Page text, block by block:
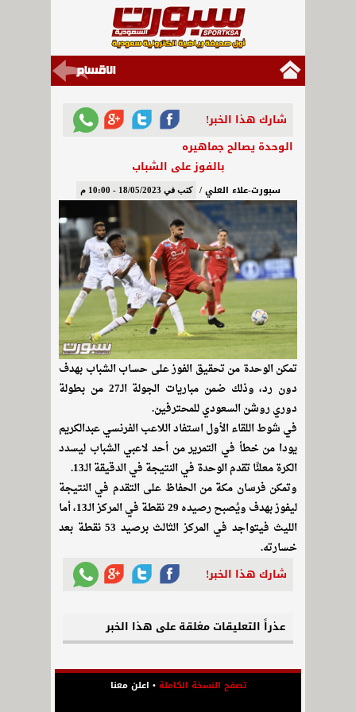
شارك هذا الخبر!
الوحدة يصالح جماهيره
بالفوز على الشباب
سبورت-علاء العلي / كتب في 18/05/2023 - 10:00 م
تمكن الوحدة من تحقيق الفوز على حساب الشباب بهدف
دون رد، وذلك ضمن مباريات الجولة الـ27 من بطولة
دوري روشن السعودي للمحترفين.
في شوط اللقاء الأول استفاد اللاعب الفرنسي عبدالكريم
يودا من خطأ في التمرير من أحد لاعبي الشباب ليسدد
الكرة معلنًا تقدم الوحدة في النتيجة في الدقيقة الـ13.
وتمكن فرسان مكة من الحفاظ على التقدم في النتيجة
ليفوز بهدف ويُصبح رصيده 29 نقطة في المركز الـ13، أما
الليث فيتواجد في المركز الثالث برصيد 53 نقطة بعد
خسارته.
شارك هذا الخبر!
عذراً التعليقات مغلقة على هذا الخبر
تصفح النسخة الكاملة• اعلن معنا